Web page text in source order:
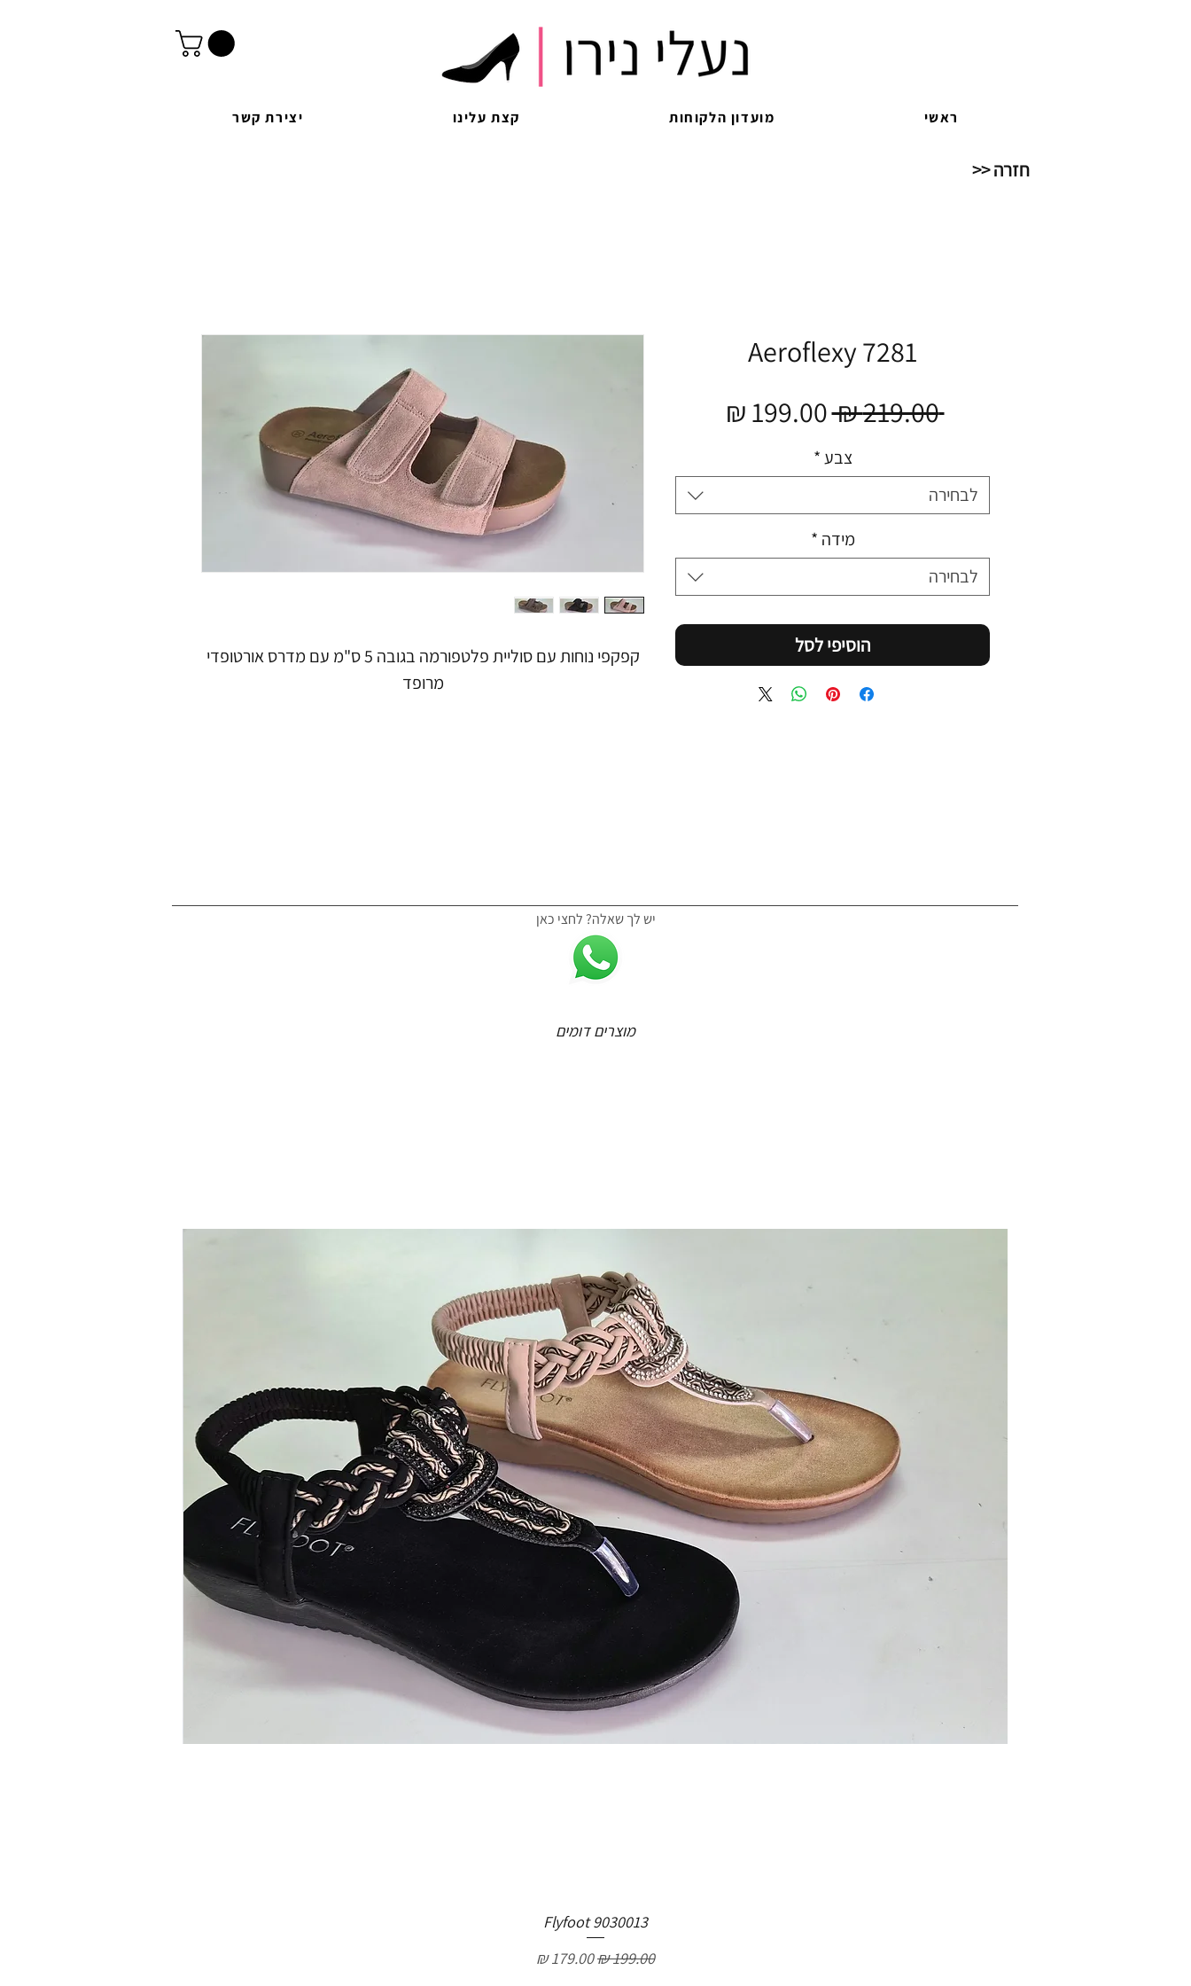
ראשי מועדון הלקוחות קצת עלינו יצירת קשר
חזרה <<
קפקפי נוחות עם סוליית פלטפורמה בגובה 5 ס"מ עם מדרס אורטופדי
מרופד
Aeroflexy 7281
‏219.00 ‏₪
מחיר
רגילצבע*
לבחירה
מידה *
לבחירה
הוסיפי לסל
יש לך שאלה? לחצי כאן
מוצרים דומים
Flyfoot 9030013
מחיר רגילמחיר מבצע